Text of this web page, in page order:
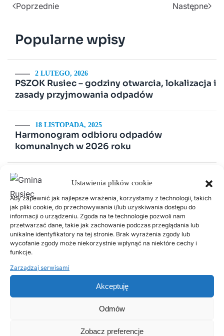
Ustawienia plików cookie
Aby zapewnić jak najlepsze wrażenia, korzystamy z technologii, takich
jak pliki cookie, do przechowywania i/lub uzyskiwania dostępu do
informacji o urządzeniu. Zgoda na te technologie pozwoli nam
przetwarzać dane, takie jak zachowanie podczas przeglądania lub
unikalne identyfikatory na tej stronie. Brak wyrażenia zgody lub
wycofanie zgody może niekorzystnie wpłynąć na niektóre cechy i
funkcje.
Zarządzaj serwisami
Akceptuję
Odmów
Zobacz preferencje
Poprzednie Następne
Popularne wpisy
2 LUTEGO, 2026
PSZOK Rusiec – godziny otwarcia, lokalizacja i
zasady przyjmowania odpadów
18 LISTOPADA, 2025
Harmonogram odbioru odpadów
komunalnych w 2026 roku
Kurenda
30 CZERWCA, 2026
Odnawialne źródła energii w Gminie Rusiec –
edycja 2, Fundusze Europejskie
Urząd Gminy w Ruścu